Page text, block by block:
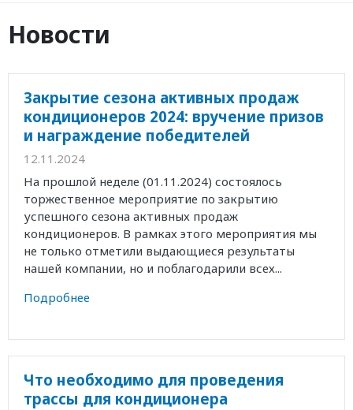
Новости
Закрытие сезона активных продаж
кондиционеров 2024: вручение призов
и награждение победителей
12.11.2024
На прошлой неделе (01.11.2024) состоялось
торжественное мероприятие по закрытию
успешного сезона активных продаж
кондиционеров. В рамках этого мероприятия мы
не только отметили выдающиеся результаты
нашей компании, но и поблагодарили всех...
Подробнее
Что необходимо для проведения
трассы для кондиционера